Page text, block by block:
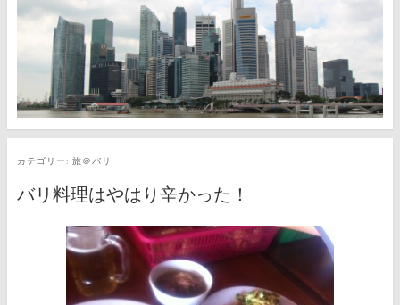
カテゴリー: 旅＠バリ
バリ料理はやはり辛かった！